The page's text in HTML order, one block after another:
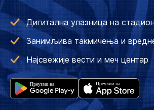
Дигитална улазница на стадион
Занимљива такмичења и
Најсвежије вести и меч центар